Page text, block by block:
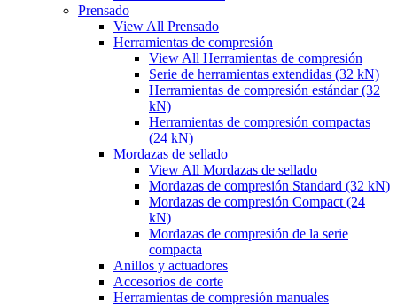
Prensado
View All Prensado
Herramientas de compresión
View All Herramientas de compresión
Serie de herramientas extendidas (32 kN)
Herramientas de compresión estándar (32
kN)
Herramientas de compresión compactas
(24 kN)
Mordazas de sellado
View All Mordazas de sellado
Mordazas de compresión Standard (32 kN)
Mordazas de compresión Compact (24
kN)
Mordazas de compresión de la serie
compacta
Anillos y actuadores
Accesorios de corte
Herramientas de compresión manuales